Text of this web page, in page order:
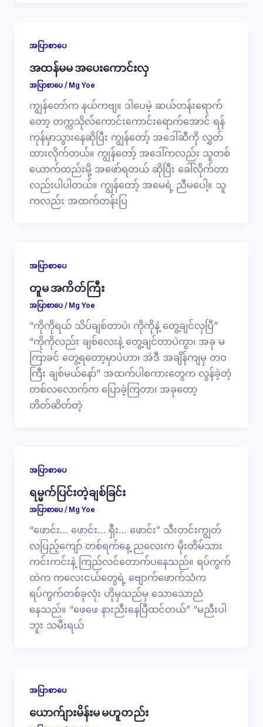
အပြာစာပေ
အထန်မမ အပေးကောင်းလှ
အပြာစာပေ/ Mg Yoe
ကျွန်တော်က နယ်ကဗျ။ ဒါပေမဲ့ ဆယ်တန်းရောက်
တော့ တက္ကသိုလ်ကောင်းကောင်းရောက်အောင် ရန်
ကုန်မှာသွားနေဆိုပြီး ကျွန်တော့် အဒေါ်ဆီကို လွှတ်
ထားလိုက်တယ်။ ကျွန်တော့် အဒေါ်ကလည်း သူတစ်
ယောက်ထည်းမို့ အဖော်ရတယ် ဆိုပြီး ခေါ်လိုက်တာ
လည်းပါပါတယ်။ ကျွန်တော့် အမေရဲ့ ညီမပေါ့။ သူ
ကလည်း အထက်တန်းပြ
အပြာစာပေ
တူမ အကိတ်ကြီး
အပြာစာပေ/ Mg Yoe
“ကိုကိုရယ် သိပ်ချစ်တာပဲ၊ ကိုကိုနဲ့ တွေ့ချင်လှပြီ”
“ကိုကိုလည်း ချစ်လေးနဲ့ တွေ့ချင်တာပဲကွာ၊ အခု မ
ကြာခင် တွေ့ရတော့မှာပဲဟာ၊ အဲဒီ အချိန်ကျမှ တဝ
ကြီး ချစ်မယ်နော်” အထက်ပါစကားတွေက လွန်ခဲ့တဲ့
တစ်လလောက်က ပြောခဲ့ကြတာ၊ အခုတော့
တိတ်ဆိတ်တဲ့
အပြာစာပေ
ရမ္မက်ပြင်းတဲ့ချစ်ခြင်း
အပြာစာပေ/ Mg Yoe
“ဖောင်း… ဖောင်း… ရှီး… ဖောင်း” သီးတင်းကျွတ်
လပြည့်ကျော် တစ်ရက်နေ့ ညလေးက မိုးတိမ်သား
ကင်းကင်းနဲ့ ကြည်လင်တောက်ပနေသည်။ ရပ်ကွက်
ထဲက ကလေးငယ်တွေရဲ့ ဗျောက်ဖောက်သံက
ရပ်ကွက်တစ်ခုလုံး ဟိုမှသည်မှ သောသောညံ
နေသည်။ “ဖေဖေ နားညီးနေပြီထင်တယ်” “မညီးပါ
ဘူး သမီးရယ်
အပြာစာပေ
ယောက်ျားမိန်းမ မဟူတည်း